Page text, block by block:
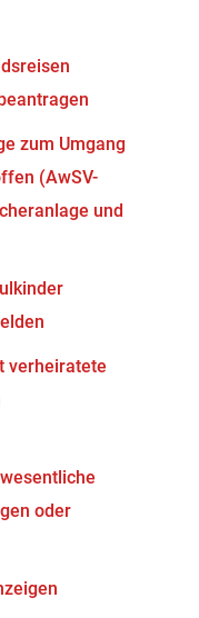
zum Umgang
(AwSV-
und
verheiratete
oder